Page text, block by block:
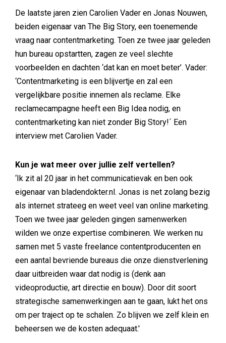
De laatste jaren zien Carolien Vader en Jonas Nouwen,
beiden eigenaar van The Big Story, een toenemende
vraag naar contentmarketing. Toen ze twee jaar geleden
hun bureau opstartten, zagen ze veel slechte
voorbeelden en dachten ‘dat kan en moet beter’. Vader:
‘Contentmarketing is een blijvertje en zal een
vergelijkbare positie innemen als reclame. Elke
reclamecampagne heeft een Big Idea nodig, en
contentmarketing kan niet zonder Big Story!´ Een
interview met Carolien Vader.
Kun je wat meer over jullie zelf vertellen?
‘Ik zit al 20 jaar in het communicatievak en ben ook
eigenaar van bladendokter.nl. Jonas is net zolang bezig
als internet strateeg en weet veel van online marketing.
Toen we twee jaar geleden gingen samenwerken
wilden we onze expertise combineren. We werken nu
samen met 5 vaste freelance contentproducenten en
een aantal bevriende bureaus die onze dienstverlening
daar uitbreiden waar dat nodig is (denk aan
videoproductie, art directie en bouw). Door dit soort
strategische samenwerkingen aan te gaan, lukt het ons
om per traject op te schalen. Zo blijven we zelf klein en
beheersen we de kosten adequaat.'